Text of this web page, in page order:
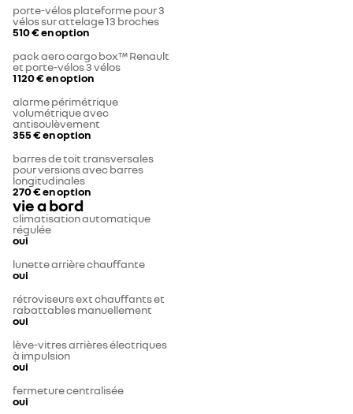
porte-vélos plateforme pour 3
vélos sur attelage 13 broches
510 €en option
pack aero cargo box™ Renault
et porte-vélos 3 vélos
1 120 €en option
alarme périmétrique
volumétrique avec
antisoulèvement
355 €en option
barres de toit transversales
pour versions avec barres
longitudinales
270 €en option
vie a bord
climatisation automatique
régulée
oui
lunette arrière chauffante
oui
rétroviseurs ext chauffants et
rabattables manuellement
oui
lève-vitres arrières électriques
à impulsion
oui
fermeture centralisée
oui